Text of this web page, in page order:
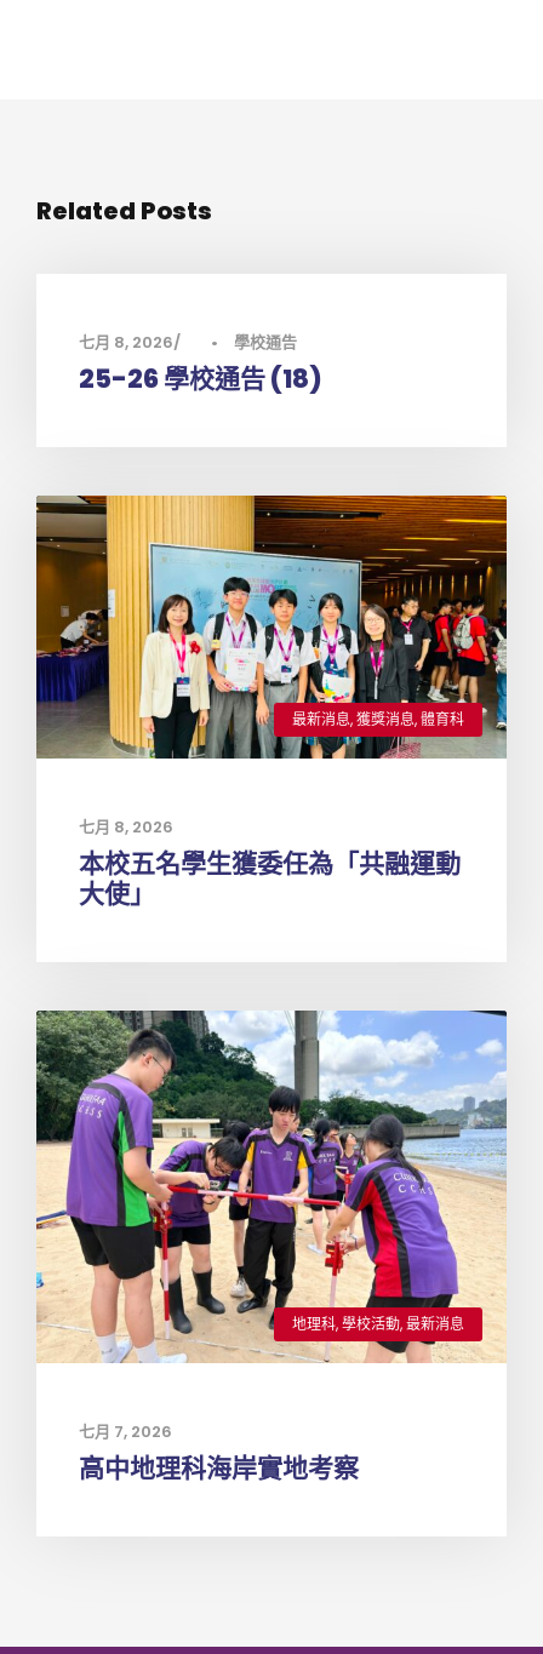
Related Posts
七月 8, 2026 • 學校通告
25-26 學校通告 (18)
最新消息,獲獎消息,體育科
七月 8, 2026
本校五名學生獲委任為「共融運動
大使」
地理科,學校活動,最新消息
七月 7, 2026
高中地理科海岸實地考察